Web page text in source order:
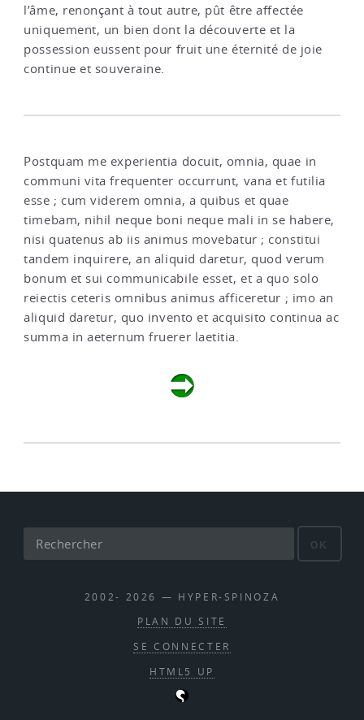
l’âme, renonçant à tout autre, pût être affectée
uniquement, un bien dont la découverte et la
possession eussent pour fruit une éternité de joie
continue et souveraine.
Postquam me experientia docuit, omnia, quae in
communi vita frequenter occurrunt, vana et futilia
esse ; cum viderem omnia, a quibus et quae
timebam, nihil neque boni neque mali in se habere,
nisi quatenus ab iis animus movebatur ; constitui
tandem inquirere, an aliquid daretur, quod verum
bonum et sui communicabile esset, et a quo solo
reiectis ceteris omnibus animus afficeretur ; imo an
aliquid daretur, quo invento et acquisito continua ac
summa in aeternum fruerer laetitia.
OK
2002- 2026 — HYPER-SPINOZA
PLAN DU SITE
SE CONNECTER
HTML5 UP